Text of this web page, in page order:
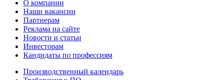
О компании
Наши вакансии
Партнерам
Реклама на сайте
Новости и статьи
Инвесторам
Кандидаты по профессиям
Производственный календарь